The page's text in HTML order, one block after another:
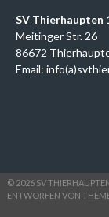
SV Thierhaupten
Meitinger Str. 26
86672
Email:
© 2026 SV
ENTWORFEN VON